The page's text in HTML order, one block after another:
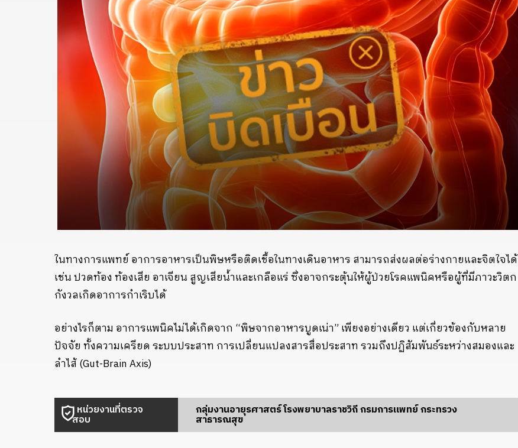
ในทางการแพทย์ อาการอาหารเป็นพิษหรือติดเชื้อในทางเดินอาหาร สามารถส่งผลต่อร่างกายและจิตใจได้
เช่น ปวดท้อง ท้องเสีย อาเจียน สูญเสียน้ำและเกลือแร่ ซึ่งอาจกระตุ้นให้ผู้ป่วยโรคแพนิคหรือผู้ที่มีภาวะวิตก
กังวลเกิดอาการกำเริบได้
อย่างไรก็ตาม อาการแพนิคไม่ได้เกิดจาก “พิษจากอาหารบูดเน่า” เพียงอย่างเดียว แต่เกี่ยวข้องกับหลาย
ปัจจัย ทั้งความเครียด ระบบประสาท การเปลี่ยนแปลงสารสื่อประสาท รวมถึงปฏิสัมพันธ์ระหว่างสมองและ
ลำไส้ (Gut-Brain Axis)
หน่วยงานที่ตรวจ
สอบ
กลุ่มงานอายุรศาสตร์ โรงพยาบาลราชวิถี กรมการแพทย์ กระทรวง
สาธารณสุข